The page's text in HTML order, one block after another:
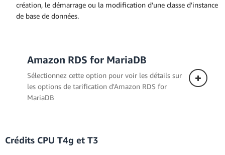
création, le démarrage ou la modification d'une classe d'instance
de base de données.
Amazon RDS for MariaDB
Sélectionnez cette option pour voir les détails sur
les options de tarification d'Amazon RDS for
MariaDB
Déploiement mono-AZ
Crédits CPU T4g et T3